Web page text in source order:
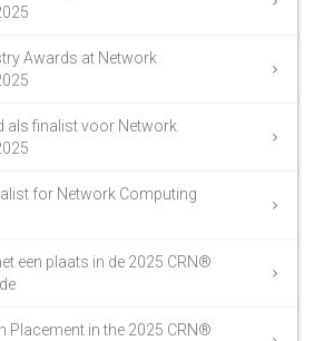
Awards at Network
als finalist voor Network
for Network Computing
een plaats in de 2025 CRN®
Placement in the 2025 CRN®